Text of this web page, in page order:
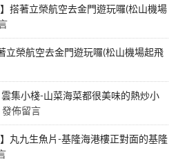
】搭著立榮航空去金門遊玩囉(松山機場
立榮航空去金門遊玩囉(松山機場起飛
雲集小棧-山菜海菜都很美味的熱炒小
發佈留言
】丸九生魚片-基隆海港樓正對面的基隆